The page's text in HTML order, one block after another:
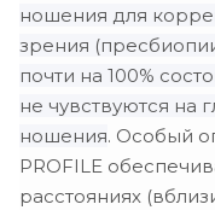
-2.50
-2.25
-2.00
ношения для
зрения
почти на 100%
не чувствуются на
ношения. Особый
PROFILE
расстояниях